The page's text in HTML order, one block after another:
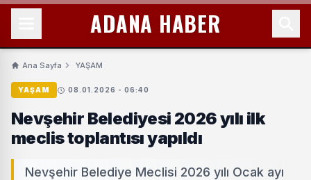
ADANA HABER
Ana Sayfa YAŞAM
YAŞAM 08.01.2026 - 06:40
Nevşehir Belediyesi 2026 yılı ilk
meclis toplantısı yapıldı
Nevşehir Belediye Meclisi 2026 yılı Ocak ayı